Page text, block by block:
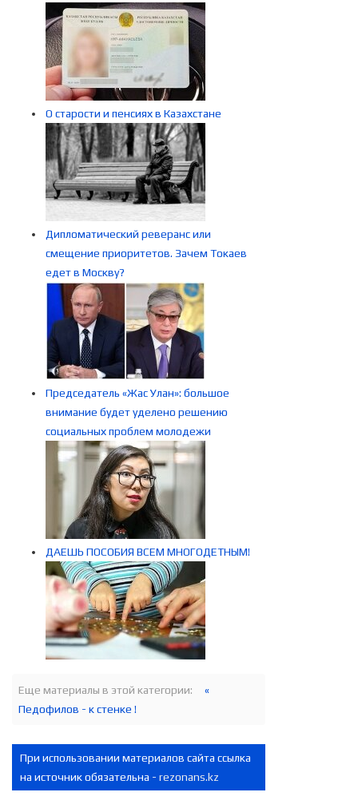
О старости и пенсиях в Казахстане
Дипломатический реверанс или
смещение приоритетов. Зачем Токаев
едет в Москву?
Председатель «Жас Улан»: большое
внимание будет уделено решению
социальных проблем молодежи
ДАЕШЬ ПОСОБИЯ ВСЕМ МНОГОДЕТНЫМ!
Еще материалы в этой категории:
«
Педофилов - к стенке !
При использовании материалов сайта ссылка
на источник обязательна - rezonans.kz